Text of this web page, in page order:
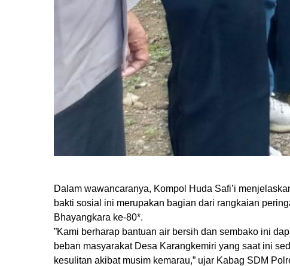
​Dalam wawancaranya, Kompol Huda Safi’i
bakti sosial ini merupakan bagian dari rangkaian
Bhayangkara ke-80*.
​”Kami berharap bantuan air bersih dan sembako ini
beban masyarakat Desa Karangkemiri yang saat ini
kesulitan akibat musim kemarau,” ujar Kabag SDM